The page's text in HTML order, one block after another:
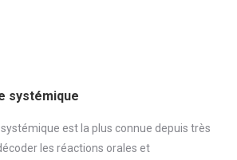
systémique
est la plus connue depuis très
les réactions orales et